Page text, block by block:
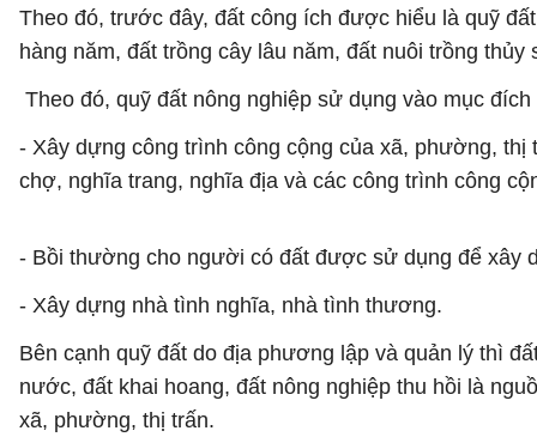
Theo đó, trước đây, đất công ích được hiểu là quỹ
hàng năm, đất trồng cây lâu năm, đất nuôi trồng
Theo đó, quỹ đất nông nghiệp sử dụng vào mục
- Xây dựng công trình công cộng của xã, phường,
chợ, nghĩa trang, nghĩa địa và các công trình công
- Bồi thường cho người có đất được sử dụng để xây
- Xây dựng nhà tình nghĩa, nhà tình thương.
Bên cạnh quỹ đất do địa phương lập và quản lý thì
nước, đất khai hoang, đất nông nghiệp thu hồi là
xã, phường, thị trấn.